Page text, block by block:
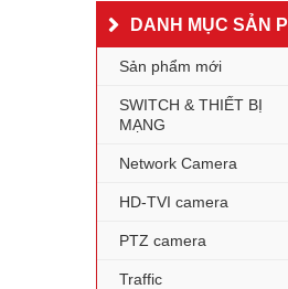
DANH MỤC SẢN
Sản phẩm mới
SWITCH & THIẾT BỊ
MẠNG
Network Camera
HD-TVI camera
PTZ camera
Traffic